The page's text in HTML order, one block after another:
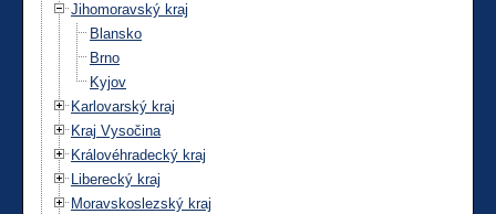
Jihomoravský kraj
Blansko
Brno
Kyjov
Karlovarský kraj
Kraj Vysočina
Královéhradecký kraj
Liberecký kraj
Moravskoslezský kraj